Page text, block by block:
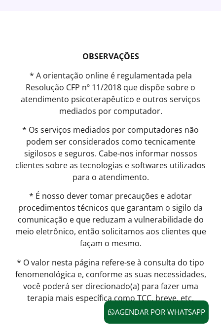
OBSERVAÇÕES
* A orientação online é regulamentada pela
Resolução CFP nº 11/2018 que dispõe sobre o
atendimento psicoterapêutico e outros serviços
mediados por computador.
* Os serviços mediados por computadores não
podem ser considerados como tecnicamente
sigilosos e seguros. Cabe-nos informar nossos
clientes sobre as tecnologias e softwares utilizados
para o atendimento.
* É nosso dever tomar precauções e adotar
procedimentos técnicos que garantam o sigilo da
comunicação e que reduzam a vulnerabilidade do
meio eletrônico, então solicitamos aos clientes que
façam o mesmo.
* O valor nesta página refere-se à consulta do tipo
fenomenológica e, conforme as suas necessidades,
você poderá ser direcionado(a) para fazer uma
terapia mais específica como TCC, breve, etc.
AGENDAR POR WHATSAPP